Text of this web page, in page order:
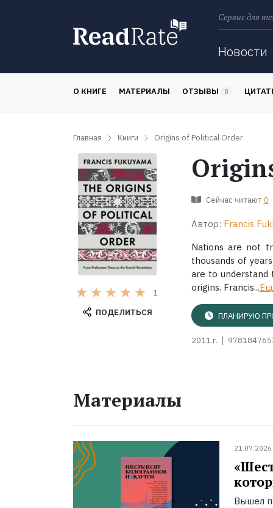
Сервис для
Новости
О КНИГЕ МАТЕРИАЛЫ ОТЗЫВЫ 0
Главная Книги Origins of Political Order
1
ПОДЕЛИТЬСЯ
Сейчас читают 0
Автор: Francis
Nations are not
thousands of
are to
origins. Francis...
ПЛАНИРУЮ
2011 г.
Материалы
21.07.2026
Вышел